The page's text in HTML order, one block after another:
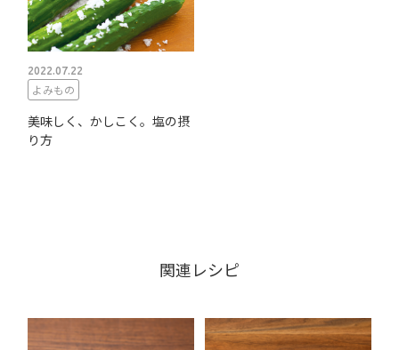
2022.07.22
よみもの
美味しく、かしこく。塩の摂
り方
関連レシピ